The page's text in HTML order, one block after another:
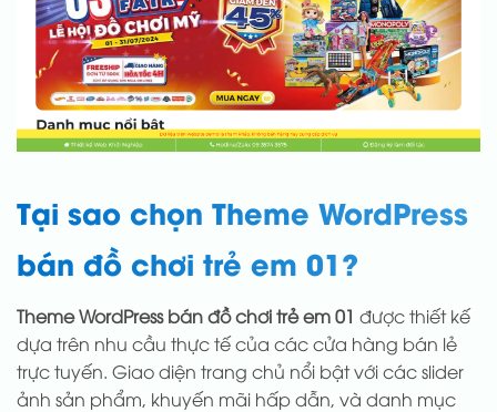
Tại sao chọn Theme WordPress
bán đồ chơi trẻ em 01?
Theme WordPress bán đồ chơi trẻ em 01 được thiết kế
dựa trên nhu cầu thực tế của các cửa hàng bán lẻ
trực tuyến. Giao diện trang chủ nổi bật với các slider
ảnh sản phẩm, khuyến mãi hấp dẫn, và danh mục